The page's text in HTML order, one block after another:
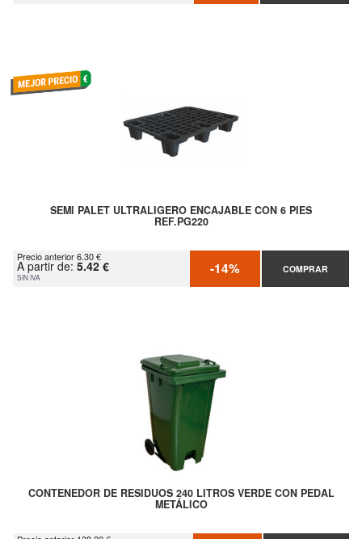
SEMI PALET ULTRALIGERO ENCAJABLE CON 6 PIES
REF.PG220
Precio anterior 6.30 €
A partir de: 5.42 €
SIN IVA -14% COMPRAR
CONTENEDOR DE RESIDUOS 240 LITROS VERDE CON PEDAL
METÁLICO